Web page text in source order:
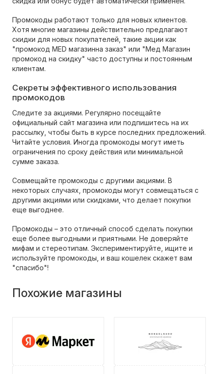
Промокоды работают только для новых клиентов.
Хотя многие магазины действительно предлагают
скидки для новых покупателей, такие акции как
"промокод MED магазинна заказ" или "Мед Магазин
промокод на скидку" часто доступны и постоянным
клиентам.
Секреты эффективного использования
промокодов
Следите за акциями. Регулярно посещайте
официальный сайт магазина или подпишитесь на их
рассылку, чтобы быть в курсе последних предложений.
Читайте условия. Иногда промокоды могут иметь
ограничения по сроку действия или минимальной
сумме заказа.
Совмещайте промокоды с другими акциями. В
некоторых случаях, промокоды могут совмещаться с
другими акциями или скидками, что делает покупки
еще выгоднее.
Промокоды – это отличный способ сделать покупки
еще более выгодными и приятными. Не доверяйте
мифам и стереотипам. Экспериментируйте, ищите и
используйте промокоды, и ваш кошелек скажет вам
"спасибо"!
Похожие магазины